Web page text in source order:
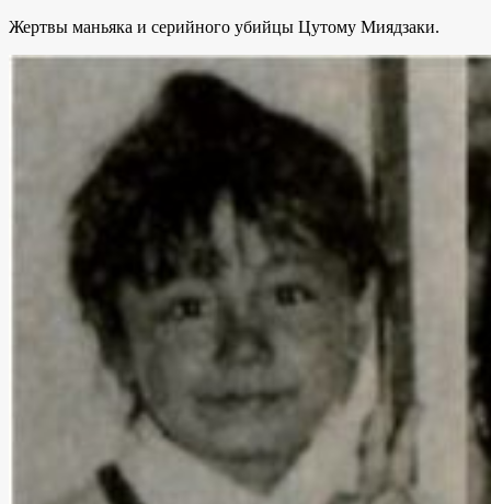
Жертвы маньяка и серийного убийцы Цутому Миядзаки.